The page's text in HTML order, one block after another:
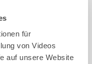
für
von Videos
auf unsere Website
das Evangelium
Beisammensein ins